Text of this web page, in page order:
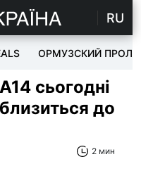
RU
ОРМУЗСКИЙ ПРОЛИВ
сьогодні
до
2 мин